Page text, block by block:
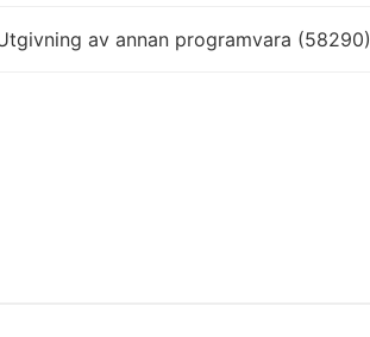
av annan programvara (58290)